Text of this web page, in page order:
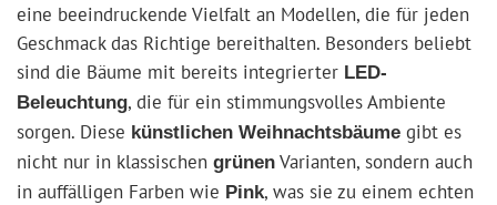
eine beeindruckende Vielfalt an Modellen, die für jeden
Geschmack das Richtige bereithalten. Besonders beliebt
sind die Bäume mit bereits integrierter LED-
Beleuchtung, die für ein stimmungsvolles Ambiente
sorgen. Diese künstlichen Weihnachtsbäume gibt es
nicht nur in klassischen grünen Varianten, sondern auch
in auffälligen Farben wie Pink, was sie zu einem echten